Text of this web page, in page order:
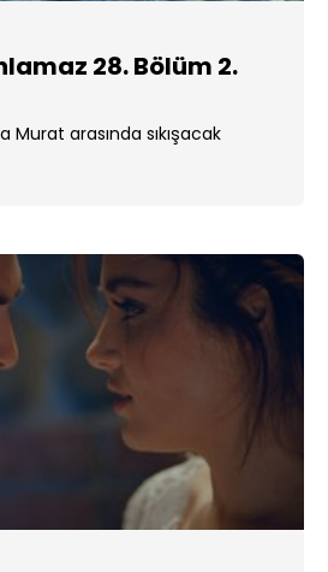
28. Bölüm 2.
Murat arasında sıkışacak